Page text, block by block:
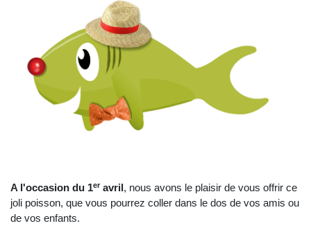
A l'occasion du 1er avril, nous avons le plaisir de vous offrir ce
joli poisson, que vous pourrez coller dans le dos de vos amis ou
de vos enfants.